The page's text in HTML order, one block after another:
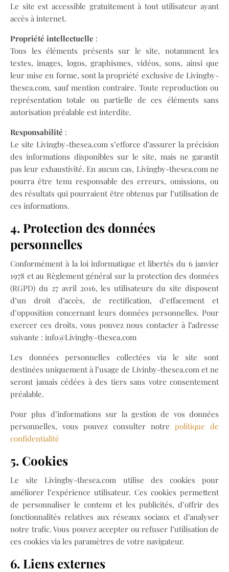
Le site est accessible gratuitement à tout utilisateur ayant
accès à internet.
Propriété intellectuelle :
Tous les éléments présents sur le site, notamment les
textes, images, logos, graphismes, vidéos, sons, ainsi que
leur mise en forme, sont la propriété exclusive de Livingby-
thesea.com, sauf mention contraire. Toute reproduction ou
représentation totale ou partielle de ces éléments sans
autorisation préalable est interdite.
Responsabilité :
Le site Livingby-thesea.com s’efforce d’assurer la précision
des informations disponibles sur le site, mais ne garantit
pas leur exhaustivité. En aucun cas, Livingby-thesea.com ne
pourra être tenu responsable des erreurs, omissions, ou
des résultats qui pourraient être obtenus par l’utilisation de
ces informations.
4. Protection des données
personnelles
Conformément à la loi informatique et libertés du 6 janvier
1978 et au Règlement général sur la protection des données
(RGPD) du 27 avril 2016, les utilisateurs du site disposent
d’un droit d’accès, de rectification, d’effacement et
d’opposition concernant leurs données personnelles. Pour
exercer ces droits, vous pouvez nous contacter à l’adresse
suivante : info@Livingby-thesea.com
Les données personnelles collectées via le site sont
destinées uniquement à l’usage de Livinby-thesea.com et ne
seront jamais cédées à des tiers sans votre consentement
préalable.
Pour plus d’informations sur la gestion de vos données
personnelles, vous pouvez consulter notre politique de
confidentialité
5. Cookies
Le site Livingby-thesea.com utilise des cookies pour
améliorer l’expérience utilisateur. Ces cookies permettent
de personnaliser le contenu et les publicités, d’offrir des
fonctionnalités relatives aux réseaux sociaux et d’analyser
notre trafic. Vous pouvez accepter ou refuser l’utilisation de
ces cookies via les paramètres de votre navigateur.
6. Liens externes